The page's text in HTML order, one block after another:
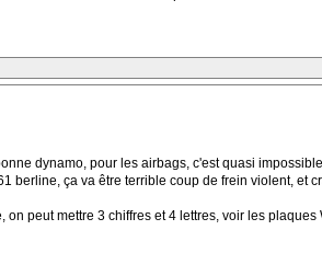
dynamo, pour les airbags, c'est quasi
berline, ça va être terrible coup de frein violent, et
peut mettre 3 chiffres et 4 lettres, voir les